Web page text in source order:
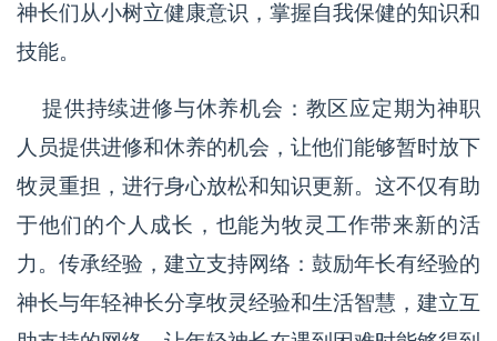
神长们从小树立健康意识，掌握自我保健的知识和
技能。
提供持续进修与休养机会：教区应定期为神职
人员提供进修和休养的机会，让他们能够暂时放下
牧灵重担，进行身心放松和知识更新。这不仅有助
于他们的个人成长，也能为牧灵工作带来新的活
力。传承经验，建立支持网络：鼓励年长有经验的
神长与年轻神长分享牧灵经验和生活智慧，建立互